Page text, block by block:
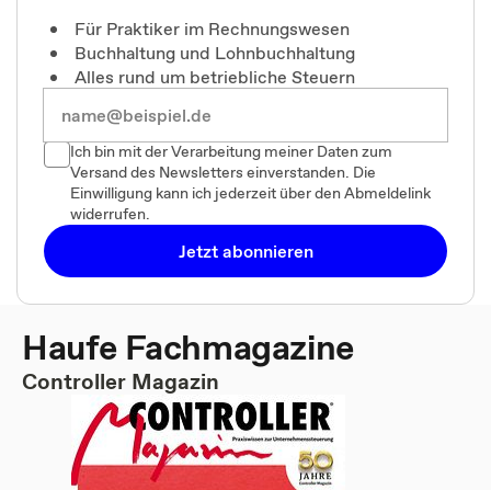
Für Praktiker im Rechnungswesen
Buchhaltung und Lohnbuchhaltung
Alles rund um betriebliche Steuern
Ich bin mit der Verarbeitung meiner Daten zum
Versand des Newsletters einverstanden. Die
Einwilligung kann ich jederzeit über den Abmeldelink
widerrufen.
Jetzt abonnieren
Haufe Fachmagazine
Controller Magazin